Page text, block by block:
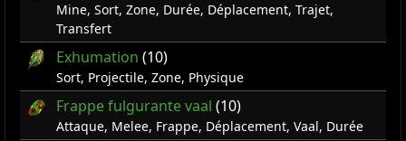
Mine, Sort, Zone, Durée, Déplacement, Trajet,
Transfert
Exhumation (10)
Sort, Projectile, Zone, Physique
Frappe fulgurante vaal (10)
Attaque, Melee, Frappe, Déplacement, Vaal, Durée